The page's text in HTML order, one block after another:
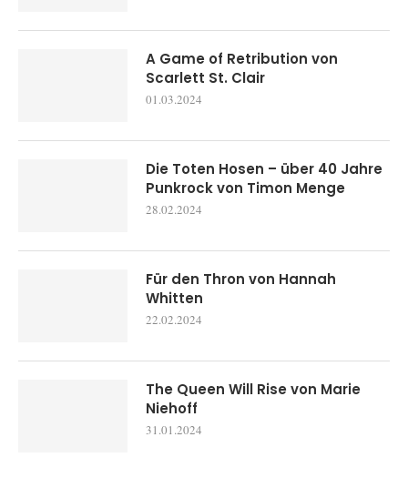
A Game of Retribution von
Scarlett St. Clair
01.03.2024
Die Toten Hosen – über 40 Jahre
Punkrock von Timon Menge
28.02.2024
Für den Thron von Hannah
Whitten
22.02.2024
The Queen Will Rise von Marie
Niehoff
31.01.2024